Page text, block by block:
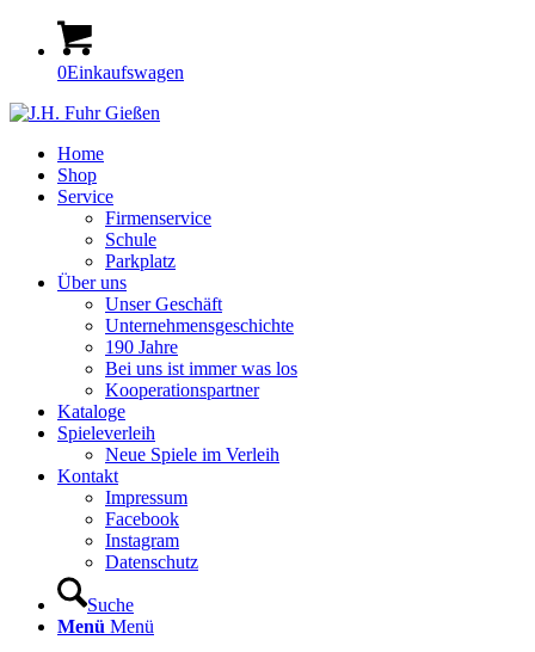
0Einkaufswagen
Home
Shop
Service
Firmenservice
Schule
Parkplatz
Über uns
Unser Geschäft
Unternehmensgeschichte
190 Jahre
Bei uns ist immer was los
Kooperationspartner
Kataloge
Spieleverleih
Neue Spiele im Verleih
Kontakt
Impressum
Facebook
Instagram
Datenschutz
Suche
Menü Menü